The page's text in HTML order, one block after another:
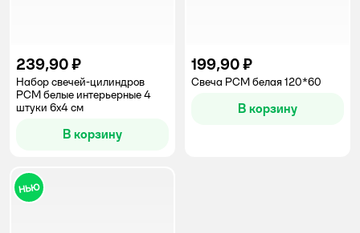
239,90 ₽
Набор свечей-цилиндров
РСМ белые интерьерные 4
штуки 6x4 см
В корзину
199,90 ₽
Свеча РСМ белая 120*60
В корзину